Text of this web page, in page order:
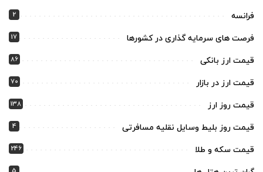
فرانسه 2
فرصت های سرمایه گذاری در کشورها 17
قیمت ارز بانکی 86
قیمت ارز در بازار 70
قیمت روز ارز 138
قیمت روز بلیط وسایل نقلیه مسافرتی 4
قیمت سکه و طلا 246